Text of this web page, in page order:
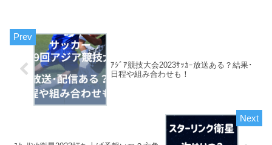
ｱｼﾞｱ競技大会2023ｻｯｶｰ放送ある？結果･
日程や組み合わせも！